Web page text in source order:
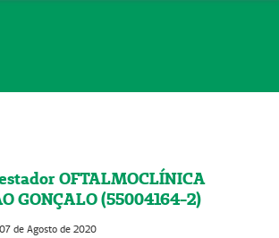
OFTALMOCLÍNICA
GONÇALO (55004164-2)
07 de Agosto de 2020